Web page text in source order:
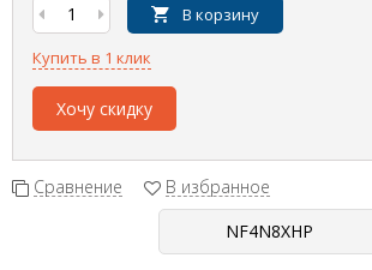
В корзину
Купить в 1 клик
Хочу скидку
Сравнение В избранное